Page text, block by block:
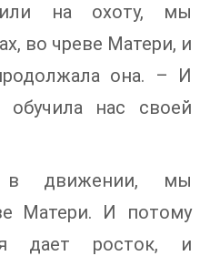
на охоту, мы
во чреве Матери, и
она. – И
нас своей
в движении, мы
Матери. И потому
дает росток, и